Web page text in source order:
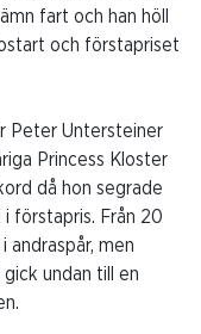
fart och han höll
och förstapriset
Peter Untersteiner
Princess Kloster
då hon segrade
förstapris. Från 20
men
undan till en